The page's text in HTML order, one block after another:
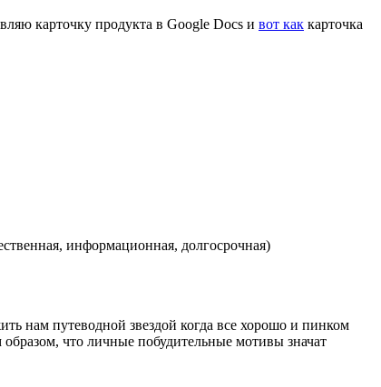
карточку продукта в Google Docs и вот как карточка
информационная, долгосрочная)
нам путеводной звездой когда все хорошо и пинком
образом, что личные побудительные мотивы значат